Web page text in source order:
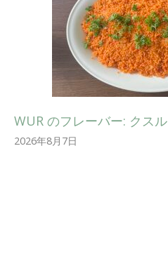
WUR のフレーバー: クスル
2026年8月7日